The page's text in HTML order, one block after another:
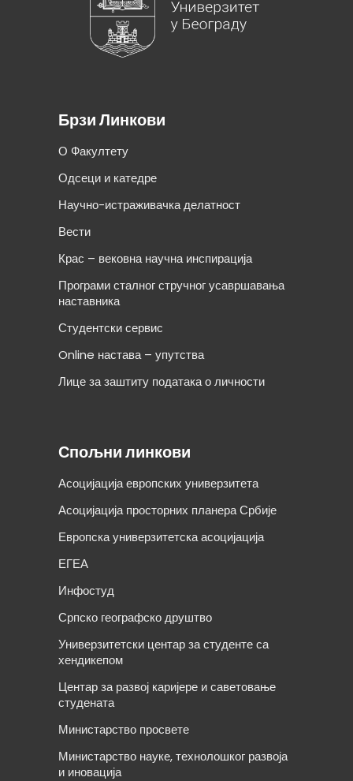
Брзи Линкови
О Факултету
Одсеци и катедре
Научно-истраживачка делатност
Вести
Крас – вековна научна инспирација
Програми сталног стручног усавршавања
наставника
Студентски сервис
Online настава – упутства
Лице за заштиту података о личности
Спољни линкови
Асоцијација европских универзитета
Асоцијација просторних планера Србије
Европска универзитетска асоцијација
ЕГЕА
Инфостуд
Српско географско друштво
Универзитетски центар за студенте са
хендикепом
Центар за развој каријере и саветовање
студената
Министарство просвете
Министарство науке, технолошког развоја
и иновација